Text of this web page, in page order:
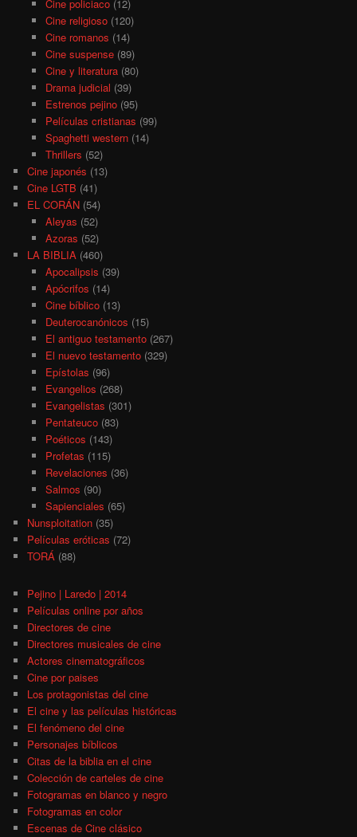
Cine policiaco(12)
Cine religioso(120)
Cine romanos (14)
Cine suspense(89)
Cine y literatura(80)
Drama judicial (39)
Estrenos pejino(95)
Películas cristianas (99)
Spaghetti western(14)
Thrillers (52)
Cine japonés (13)
Cine LGTB (41)
EL CORÁN (54)
Aleyas (52)
Azoras (52)
LA BIBLIA (460)
Apocalipsis (39)
Apócrifos (14)
Cine bíblico(13)
Deuterocanónicos (15)
El antiguo testamento(267)
El nuevo testamento(329)
Epístolas (96)
Evangelios (268)
Evangelistas (301)
Pentateuco(83)
Poéticos (143)
Profetas (115)
Revelaciones (36)
Salmos (90)
Sapienciales (65)
Nunsploitation (35)
Películas eróticas (72)
TORÁ (88)
Pejino | Laredo | 2014
Películas online por años
Directores de cine
Directores musicales de cine
Actores cinematográficos
Cine por paises
Los protagonistas del cine
El cine y las películas históricas
El fenómeno del cine
Personajes bíblicos
Citas de la biblia en el cine
Colección de carteles de cine
Fotogramas en blanco y negro
Fotogramas en color
Escenas de Cine clásico